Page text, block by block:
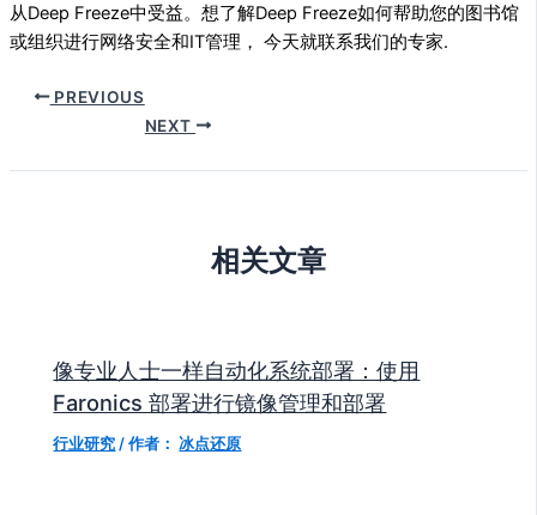
从Deep Freeze中受益。想了解Deep Freeze如何帮助您的图书馆
或组织进行网络安全和IT管理， 今天就联系我们的专家.
PREVIOUS
NEXT
相关文章
像专业人士一样自动化系统部署：使用
Faronics 部署进行镜像管理和部署
行业研究 / 作者： 冰点还原